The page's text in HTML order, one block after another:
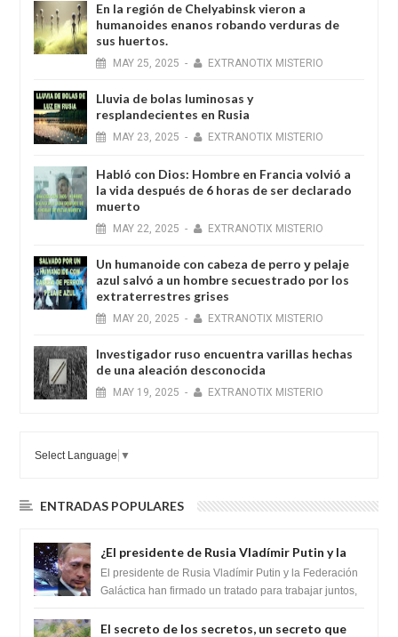
En la región de Chelyabinsk vieron a
humanoides enanos robando verduras de
sus huertos.
MAY 25, 2025 - EXTRANOTIX MISTERIO
Lluvia de bolas luminosas y
resplandecientes en Rusia
MAY 23, 2025 - EXTRANOTIX MISTERIO
Habló con Dios: Hombre en Francia volvió a
la vida después de 6 horas de ser declarado
muerto
MAY 22, 2025 - EXTRANOTIX MISTERIO
Un humanoide con cabeza de perro у pelaje
azul salvó a un hombre secuestrado por los
extraterrestres grises
MAY 20, 2025 - EXTRANOTIX MISTERIO
Investigador ruso encuentra varillas hechas
de una aleación desconocida
MAY 19, 2025 - EXTRANOTIX MISTERIO
Select Language ▼
ENTRADAS POPULARES
¿El presidente de Rusia Vladímir Putin y la
Federación Galactica han firmado un
tratado para acabar con los Sionistas?
El presidente de Rusia Vladímir Putin y la Federación
Galáctica han firmado un tratado para trabajar juntos,
El secreto de los secretos, un secreto que